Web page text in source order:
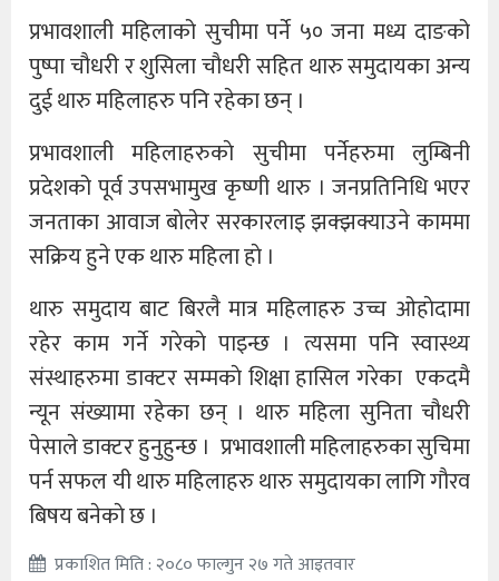
प्रभावशाली महिलाको सुचीमा पर्ने ५० जना मध्य दाङको
पुष्पा चौधरी र शुसिला चाैधरी सहित थारु समुदायका अन्य
दुई थारु महिलाहरु पनि रहेका छन् ।
प्रभावशाली महिलाहरुकाे सुचीमा पर्नेहरुमा लुम्बिनी
प्रदेशको पूर्व उपसभामुख कृष्णी थारु । जनप्रतिनिधि भएर
जनताका आवाज बाेलेर सरकारलाइ झक्झक्याउने काममा
सक्रिय हुने एक थारु महिला हाे ।
थारु समुदाय बाट बिरलै मात्र महिलाहरु उच्च ओहाेदामा
रहेर काम गर्ने गरेकाे पाइन्छ । त्यसमा पनि स्वास्थ्य
संस्थाहरुमा डाक्टर सम्मकाे शिक्षा हासिल गरेका एकदमै
न्यून संख्यामा रहेका छन् । थारु महिला सुनिता चौधरी
पेसाले डाक्टर हुनुहुन्छ । प्रभावशाली महिलाहरुका सुचिमा
पर्न सफल यी थारु महिलाहरु थारु समुदायका लागि गाैरव
बिषय बनेकाे छ ।
प्रकाशित मिति : २०८० फाल्गुन २७ गते आइतवार